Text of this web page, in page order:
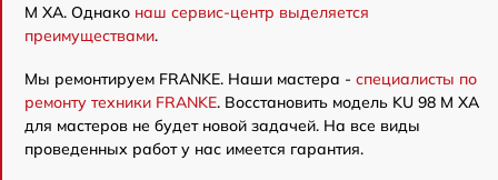
M XA. Однако наш сервис-центр выделяется
преимуществами.
Мы ремонтируем FRANKE. Наши мастера - специалисты по
ремонту техники FRANKE. Восстановить модель KU 98 M XA
для мастеров не будет новой задачей. На все виды
проведенных работ у нас имеется гарантия.